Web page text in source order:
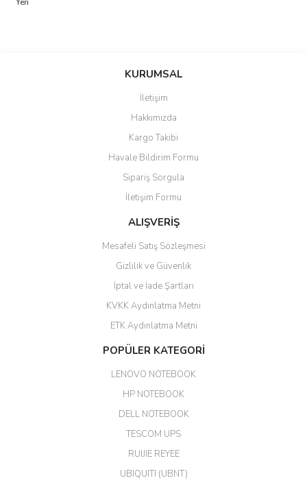
Bu ürüne ilk yorumu siz yapın!
güzel paketlenmiş ama yanında
ile 24 izlenmektedir diye küçük
bir tabela olsa daha hoş
hızlı güvenli bir alışveriş oldu
Yalçın Kaya | 20/06/2026
ahmet yiğit | 29/04/2026
Aldığım ürün kapalı kutu teslim
edildi. Teşekkür ederim.
GÜRKAN KETHÜDAOĞLU |
KURUMSAL
İletişim
Hakkımızda
Kargo Takibi
Havale Bildirim Formu
Sipariş Sorgula
İletişim Formu
ALIŞVERİŞ
Mesafeli Satış Sözleşmesi
Gizlilik ve Güvenlik
İptal ve İade Şartları
KVKK Aydınlatma Metni
ETK Aydınlatma Metni
POPÜLER KATEGORİ
LENOVO NOTEBOOK
HP NOTEBOOK
DELL NOTEBOOK
TESCOM UPS
RUIJIE REYEE
UBIQUITI (UBNT)